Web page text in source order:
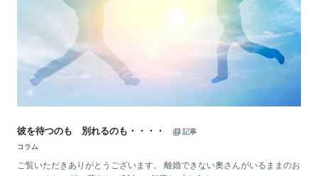
彼を待つのも 別れるのも・・・・
記事
コラム
ご覧いただきありがとうございます。 離婚できない奧さんがいるままのお